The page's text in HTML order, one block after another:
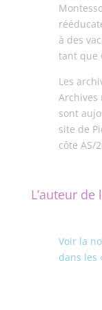
à des
tant que
Les
Archives
sont
site de
côte AS/
L’auteur de
Voir la
dans les